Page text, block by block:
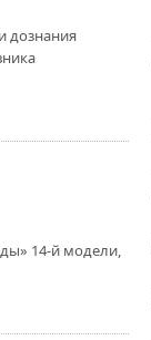
дознания
14-й модели,